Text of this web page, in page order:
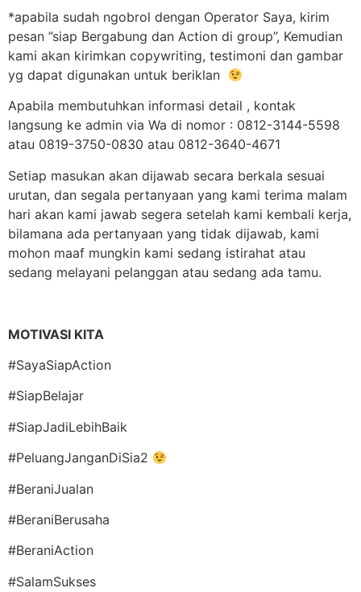
*apabila sudah ngobrol dengan Operator Saya, kirim
pesan ”siap Bergabung dan Action di group”, Kemudian
kami akan kirimkan copywriting, testimoni dan gambar
yg dapat digunakan untuk beriklan
Apabila membutuhkan informasi detail , kontak
langsung ke admin via Wa di nomor : 0812-3144-5598
atau 0819-3750-0830 atau 0812-3640-4671
Setiap masukan akan dijawab secara berkala sesuai
urutan, dan segala pertanyaan yang kami terima malam
hari akan kami jawab segera setelah kami kembali kerja,
bilamana ada pertanyaan yang tidak dijawab, kami
mohon maaf mungkin kami sedang istirahat atau
sedang melayani pelanggan atau sedang ada tamu.
MOTIVASI KITA
#SayaSiapAction
#SiapBelajar
#SiapJadiLebihBaik
#PeluangJanganDiSia2
#BeraniJualan
#BeraniBerusaha
#BeraniAction
#SalamSukses